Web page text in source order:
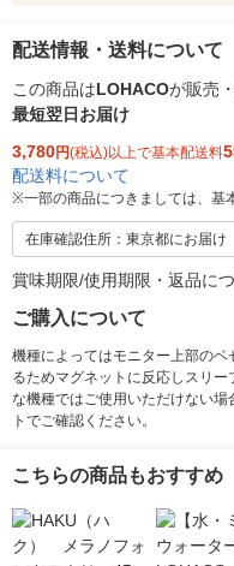
配送情報・送料について
この商品はLOHACOが販売
最短翌日お届け
3,780円(税込)以上で基本配送料
配送料について
※一部の商品につきましては、基
在庫確認住所：東京都にお届け
賞味期限/使用期限・返品に
ご購入について
機種によってはモニター上部の
るためマグネットに反応しスリ
な機種ではご使用いただけない
トでご確認ください。
こちらの商品もおすすめ